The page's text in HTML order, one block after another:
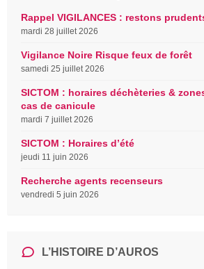
Rappel VIGILANCES : restons
mardi 28 juillet 2026
Vigilance Noire Risque feux de forêt
samedi 25 juillet 2026
SICTOM : horaires déchèteries &
cas de canicule
mardi 7 juillet 2026
SICTOM : Horaires d’été
jeudi 11 juin 2026
Recherche agents recenseurs
vendredi 5 juin 2026
L’HISTOIRE D’AUROS